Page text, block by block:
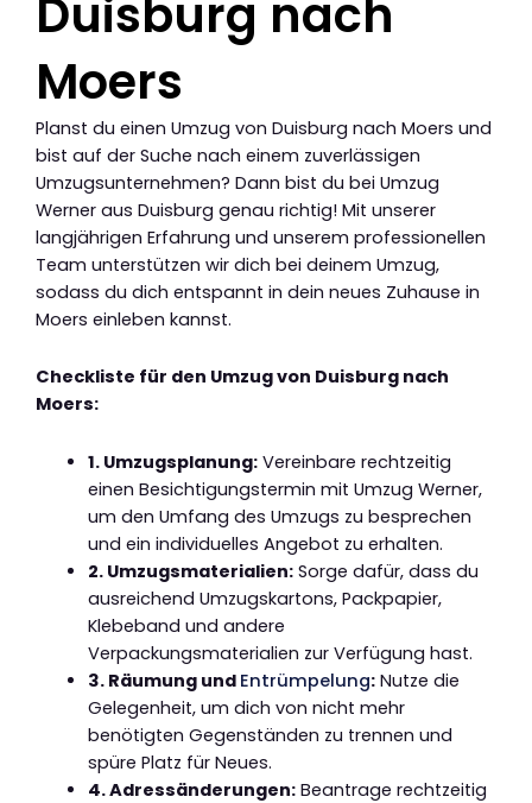
Duisburg nach
Moers
Planst du einen Umzug von Duisburg nach Moers und
bist auf der Suche nach einem zuverlässigen
Umzugsunternehmen? Dann bist du bei Umzug
Werner aus Duisburg genau richtig! Mit unserer
langjährigen Erfahrung und unserem professionellen
Team unterstützen wir dich bei deinem Umzug,
sodass du dich entspannt in dein neues Zuhause in
Moers einleben kannst.
Checkliste für den Umzug von Duisburg nach
Moers:
1. Umzugsplanung:Vereinbare rechtzeitig
einen Besichtigungstermin mit Umzug Werner,
um den Umfang des Umzugs zu besprechen
und ein individuelles Angebot zu erhalten.
2. Umzugsmaterialien:Sorge dafür, dass du
ausreichend Umzugskartons, Packpapier,
Klebeband und andere
Verpackungsmaterialien zur Verfügung hast.
3. Räumung und Entrümpelung:Nutze die
Gelegenheit, um dich von nicht mehr
benötigten Gegenständen zu trennen und
spüre Platz für Neues.
4. Adressänderungen:Beantrage rechtzeitig